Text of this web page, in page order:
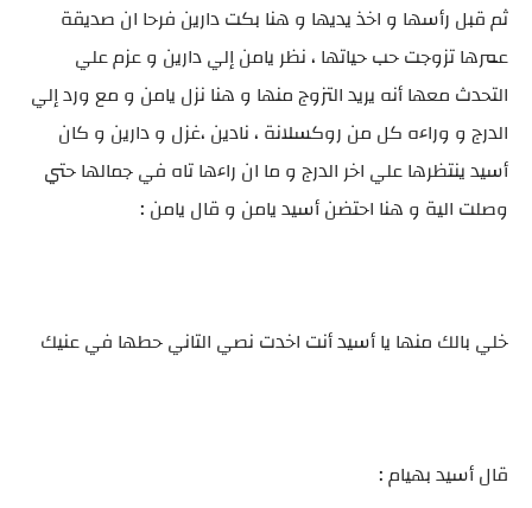
ثم قبل رأسها و اخذ يديها و هنا بكت دارين فرحا ان صديقة
عمرها تزوجت حب حياتها ، نظر يامن إلي دارين و عزم علي
التحدث معها أنه يريد التزوج منها و هنا نزل يامن و مع ورد إلي
الدرج و وراءه كل من روكسلانة ، نادين ،غزل و دارين و كان
أسيد ينتظرها علي اخر الدرج و ما ان راءها تاه في جمالها حتي
وصلت الية و هنا احتضن أسيد يامن و قال يامن :
خلي بالك منها يا أسيد أنت اخدت نصي التاني حطها في عنيك
قال أسيد بهيام :